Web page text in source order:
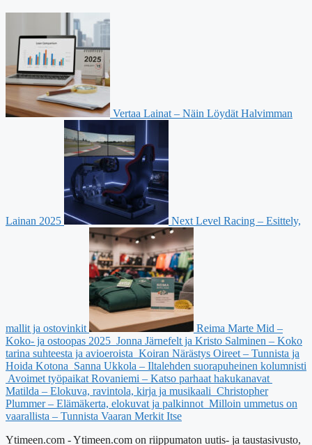
Vertaa Lainat – Näin Löydät Halvimman
Lainan 2025 Next Level Racing – Esittely,
mallit ja ostovinkit
Reima Marte Mid –
Koko- ja ostoopas 2025 Jonna Järnefelt ja Kristo Salminen – Koko
tarina suhteesta ja avioeroista Koiran Närästys Oireet – Tunnista ja
Hoida Kotona Sanna Ukkola – Iltalehden suorapuheinen kolumnisti
Avoimet työpaikat Rovaniemi – Katso parhaat hakukanavat
Matilda – Elokuva, ravintola, kirja ja musikaali Christopher
Plummer – Elämäkerta, elokuvat ja palkinnot Milloin ummetus on
vaarallista – Tunnista Vaaran Merkit Itse
Ytimeen.com - Ytimeen.com on riippumaton uutis- ja taustasivusto,